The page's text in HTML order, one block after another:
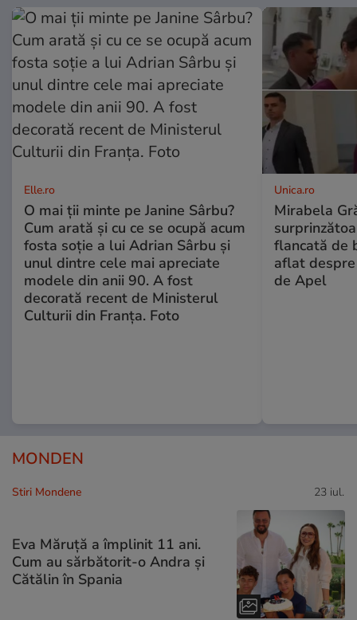
Elle.ro
O mai ții minte pe Janine Sârbu?
Cum arată și cu ce se ocupă acum
fosta soție a lui Adrian Sârbu și
unul dintre cele mai apreciate
modele din anii 90. A fost
decorată recent de Ministerul
Culturii din Franța. Foto
Unica.ro
Mirabela
flancată de
aflat
de Apel
MONDEN
Stiri Mondene 23 iul.
Eva Măruță a împlinit 11 ani.
Cum au sărbătorit-o Andra și
Cătălin în Spania